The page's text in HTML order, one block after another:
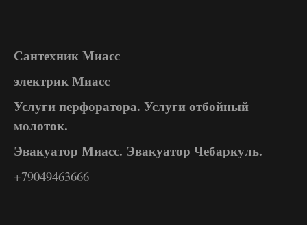
Сантехник Миасс
электрик Миасс
Услуги перфоратора. Услуги отбойный
молоток.
Эвакуатор Миасс. Эвакуатор Чебаркуль.
+79049463666